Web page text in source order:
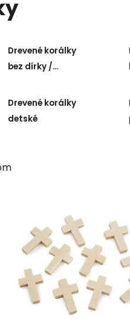
Drevené korálky
bez dírky /
polokule
Drevené korálky
detské